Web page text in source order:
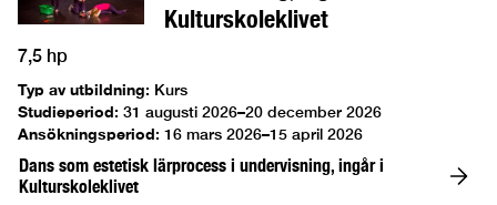
Kulturskoleklivet
7,5 hp
Typ av utbildning: Kurs
Studieperiod: 31 augusti 2026–20 december 2026
Ansökningsperiod: 16 mars 2026–15 april 2026
Dans som estetisk lärprocess i undervisning, ingår i
Kulturskoleklivet